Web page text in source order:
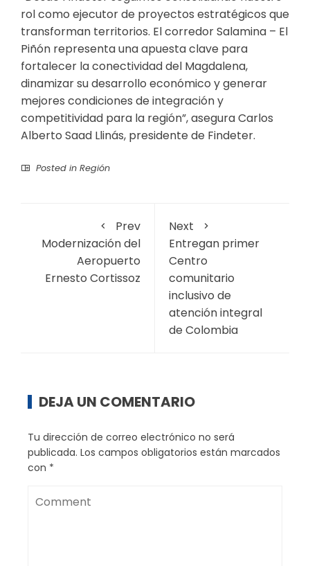
rol como ejecutor de proyectos estratégicos que
transforman territorios. El corredor Salamina – El
Piñón representa una apuesta clave para
fortalecer la conectividad del Magdalena,
dinamizar su desarrollo económico y generar
mejores condiciones de integración y
competitividad para la región”, asegura Carlos
Alberto Saad Llinás, presidente de Findeter.
Posted in Región
Prev
Modernización del
Aeropuerto
Ernesto Cortissoz
Next
Entregan primer
Centro
comunitario
inclusivo de
atención integral
de Colombia
DEJA UN COMENTARIO
Tu dirección de correo electrónico no será
publicada. Los campos obligatorios están marcados
con *